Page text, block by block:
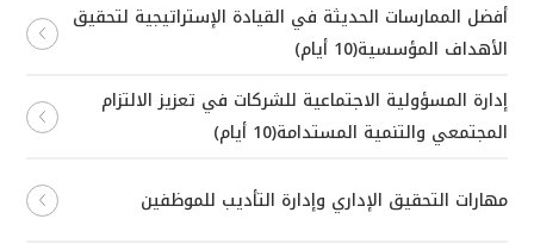
أفضل الممارسات الحديثة في القيادة الإستراتيجية لتحقيق
الأهداف المؤسسية(10 أيام)
إدارة المسؤولية الاجتماعية للشركات في تعزيز الالتزام
المجتمعي والتنمية المستدامة(10 أيام)
مهارات التحقيق الإداري وإدارة التأديب للموظفين